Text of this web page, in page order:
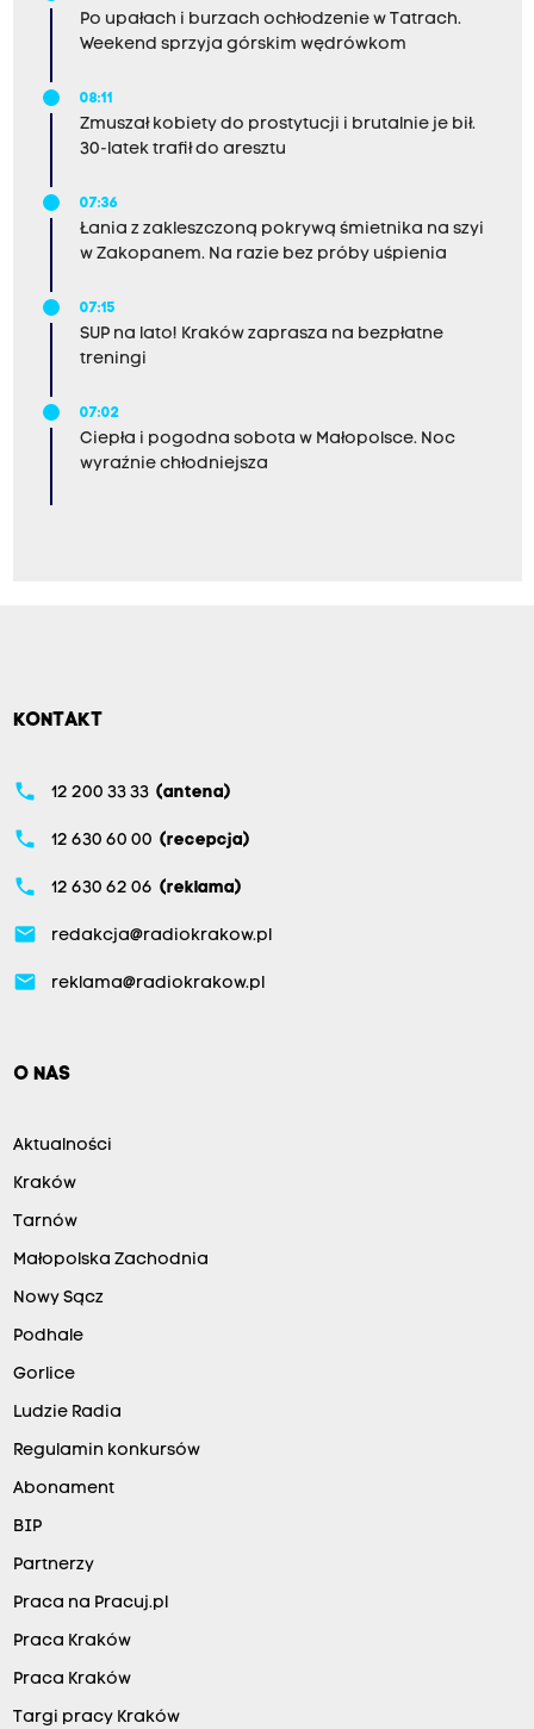
Po upałach i burzach ochłodzenie w Tatrach.
Weekend sprzyja górskim wędrówkom
08:11
Zmuszał kobiety do prostytucji i brutalnie je bił.
30-latek trafił do aresztu
07:36
Łania z zakleszczoną pokrywą śmietnika na szyi
w Zakopanem. Na razie bez próby uśpienia
07:15
SUP na lato! Kraków zaprasza na bezpłatne
treningi
07:02
Ciepła i pogodna sobota w Małopolsce. Noc
wyraźnie chłodniejsza
KONTAKT
phone 12 200 33 33 (antena)
phone 12 630 60 00 (recepcja)
phone 12 630 62 06 (reklama)
email redakcja@radiokrakow.pl
email reklama@radiokrakow.pl
O NAS
Aktualności
Kraków
Tarnów
Małopolska Zachodnia
Nowy Sącz
Podhale
Gorlice
Ludzie Radia
Regulamin konkursów
Abonament
BIP
Partnerzy
Praca na Pracuj.pl
Praca Kraków
Praca Kraków
Targi pracy Kraków